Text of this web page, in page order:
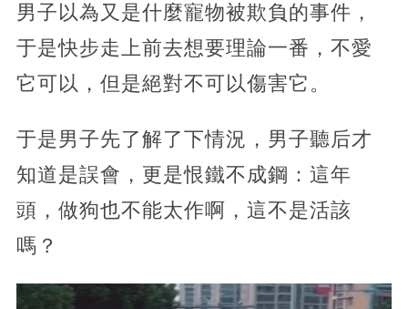
男子以為又是什麼寵物被欺負的事件，
于是快步走上前去想要理論一番，不愛
它可以，但是絕對不可以傷害它。
于是男子先了解了下情況，男子聽后才
知道是誤會，更是恨鐵不成鋼：這年
頭，做狗也不能太作啊，這不是活該
嗎？